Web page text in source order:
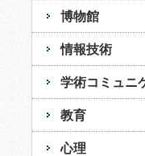
博物館
情報技術
学術コミュニ
教育
心理